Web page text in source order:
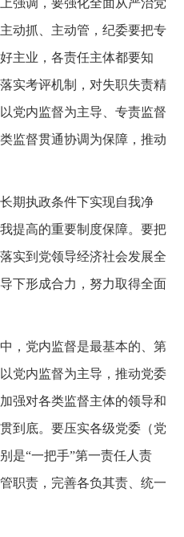
动抓、主动管，纪委要把专
主业，各责任主体都要知
实考评机制，对失职失责精
党内监督为主导、专责监督
监督贯通协调为保障，推动
期执政条件下实现自我净
提高的重要制度保障。要把
实到党领导经济社会发展全
下形成合力，努力取得全面
，党内监督是最基本的、第
党内监督为主导，推动党委
强对各类监督主体的领导和
到底。要压实各级党委（党
是“一把手”第一责任人责
职责，完善各负其责、统一